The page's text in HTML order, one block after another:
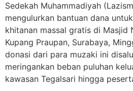
Sedekah Muhammadiyah
mengulurkan bantuan dana
khitanan massal gratis di Masjid
Kupang Praupan, Surabaya,
donasi dari para muzaki ini
meringankan beban puluhan
kawasan Tegalsari hingga